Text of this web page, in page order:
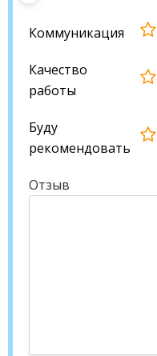
Коммуникация
Качество
работы
Буду
рекомендовать
Отзыв